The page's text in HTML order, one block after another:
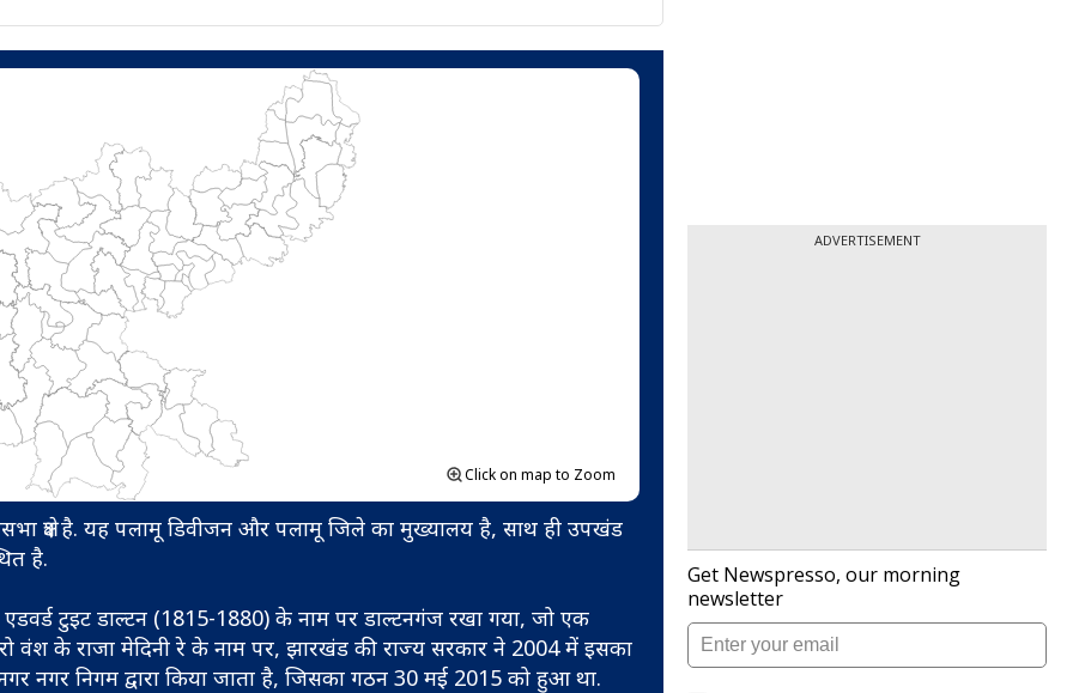
Click on map to Zoom
क्षेत्र है. यह पलामू डिवीजन और पलामू जिले का मुख्यालय है, साथ ही उपखंड
है.
टुइट डाल्टन (1815-1880) के नाम पर डाल्टनगंज रखा गया, जो एक
वंश के राजा मेदिनी रे के नाम पर, झारखंड की राज्य सरकार ने 2004 में इसका
नगर निगम द्वारा किया जाता है, जिसका गठन 30 मई 2015 को हुआ था.
ADVERTISEMENT